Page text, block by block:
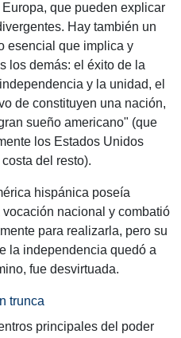
que pueden explicar
Hay también un
esencial que implica y
los demás: el éxito de la
y la unidad, el
de constituyen una nación,
sueño americano" (que
los Estados Unidos
del resto).
hispánica poseía
nacional y combatió
para realizarla, pero su
la independencia quedó a
fue desvirtuada.
trunca
principales del poder